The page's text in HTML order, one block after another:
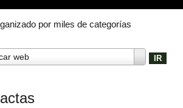
por miles de categorías
web